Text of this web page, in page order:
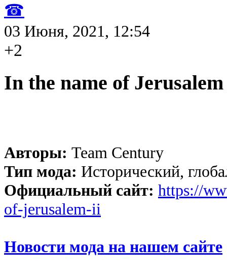
☎
03 Июня, 2021, 12:54
+2
In the name of
Авторы: Team Century
Тип мода: Исторический,
Официальный сайт: https://
of-jerusalem-ii
Новости мода на нашем сайте